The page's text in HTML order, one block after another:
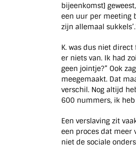
bijeenkomst]
een uur per meeting
zijn allemaal
K. was dus niet
er niets van. Ik had
geen jointje?” Ook
meegemaakt. Dat
verschil. Nog altijd
600 nummers, ik
Een verslaving zit
een proces dat meer
niet de sociale